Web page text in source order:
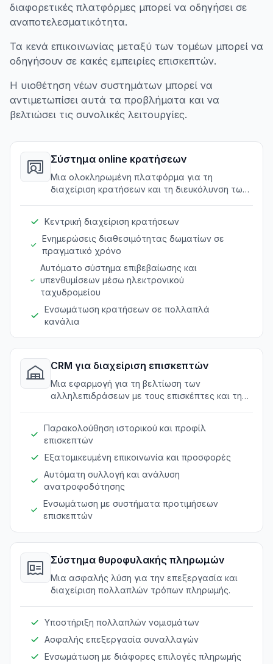
διαφορετικές πλατφόρμες μπορεί να οδηγήσει σε
αναποτελεσματικότητα.
Τα κενά επικοινωνίας μεταξύ των τομέων μπορεί να
οδηγήσουν σε κακές εμπειρίες επισκεπτών.
Η υιοθέτηση νέων συστημάτων μπορεί να
αντιμετωπίσει αυτά τα προβλήματα και να
βελτιώσει τις συνολικές λειτουργίες.
Σύστημα online κρατήσεων
Μια ολοκληρωμένη πλατφόρμα για τη
διαχείριση κρατήσεων και τη διευκόλυνση των
Κεντρική διαχείριση κρατήσεων
Ενημερώσεις διαθεσιμότητας δωματίων σε
πραγματικό χρόνο
Αυτόματο σύστημα επιβεβαίωσης και
υπενθυμίσεων μέσω ηλεκτρονικού
ταχυδρομείου
Ενσωμάτωση κρατήσεων σε πολλαπλά
κανάλια
CRM για διαχείριση επισκεπτών
Μια εφαρμογή για τη βελτίωση των
αλληλεπιδράσεων με τους επισκέπτες και την
Παρακολούθηση ιστορικού και προφίλ
επισκεπτών
Εξατομικευμένη επικοινωνία και προσφορές
Αυτόματη συλλογή και ανάλυση
ανατροφοδότησης
Ενσωμάτωση με συστήματα προτιμήσεων
επισκεπτών
Σύστημα θυροφυλακής πληρωμών
Μια ασφαλής λύση για την επεξεργασία και
διαχείριση πολλαπλών τρόπων πληρωμής.
Υποστήριξη πολλαπλών νομισμάτων
Ασφαλής επεξεργασία συναλλαγών
Ενσωμάτωση με διάφορες επιλογές πληρωμής